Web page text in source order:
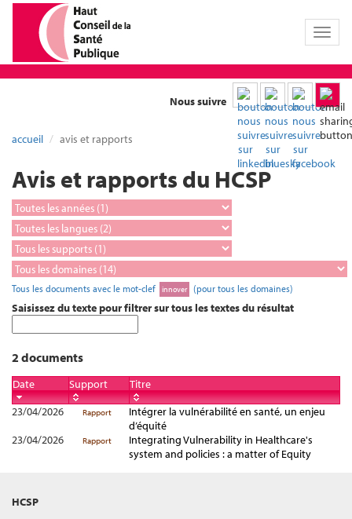
Toggle
Nous suivre
accueil avis et rapports
Avis et rapports du HCSP
Tous les documents avec le mot-clef innover (pour tous les domaines)
Saisissez du texte pour filtrer sur tous les textes du résultat
2 documents
Date Support
Titre
23/04/2026
Rapport
Intégrer la vulnérabilité en santé, un enjeu
d’équité
23/04/2026
Rapport
Integrating Vulnerability in Healthcare's
system and policies : a matter of Equity
HCSP